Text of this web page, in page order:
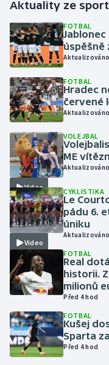
Golf
Gymnastika
Házená
Jezdectví
Judo
Krasobruslení
Lezení
Lyže a snowboard
Moderní pětiboj
Motorsport
Olympijské hry
Parasport
Plavání
Aktuality ze
FOTBAL
úspěšně
FOTBAL
Hradec
červené
Video
VOLEJBAL
ME
Video
CYKLISTIKA
Le
pádu 6.
úniku
FOTBAL
Real
historii.
milionů
Před 4 hod
FOTBAL
Kušej
Sparta
Před 4 hod